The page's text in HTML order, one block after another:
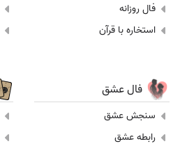
فال روزانه
استخاره با قرآن
فال عشق
سنجش عشق
رابطه عشق